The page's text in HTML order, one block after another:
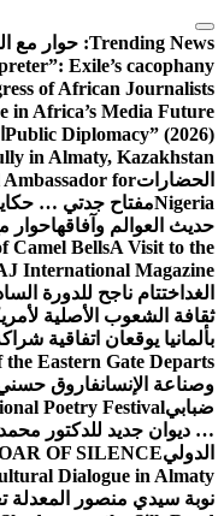
التجاوز
إلى
المحتوى
Trending News: حوار مع
Exile’s cacophany
of African Journalists
in Africa’s Media Future
Public Diplomacy” (2026)
in Almaty, Kazakhstan
الحضاراتfor
Nigeriaمفتاح جدتي …
حديث العوالم وآفاقهاحوار
Camel BellsA Visit to the
International Magazine
الغد اختتام ناجح للدورة
ثقافة الشعوب الأصلية
بألمانيا يوقعان اتفاقية
Eastern Gate Departs
وصناعة الإنسانفاروق حسني
ضبابيPoetry Festival
… ديوان جديد للدكتور
الدوليOF SILENCE
Dialogue in Almaty
نوبة سيدي منصور المعدلة